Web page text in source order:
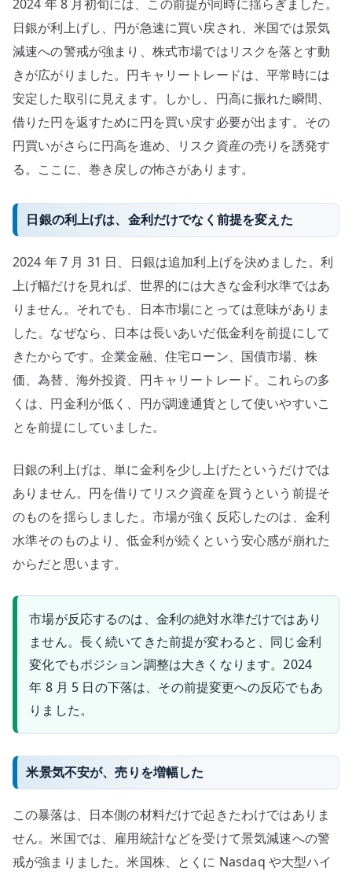
2024 年 8 月初旬には、この前提が同時に揺らぎました。
日銀が利上げし、円が急速に買い戻され、米国では景気
減速への警戒が強まり、株式市場ではリスクを落とす動
きが広がりました。円キャリートレードは、平常時には
安定した取引に見えます。しかし、円高に振れた瞬間、
借りた円を返すために円を買い戻す必要が出ます。その
円買いがさらに円高を進め、リスク資産の売りを誘発す
る。ここに、巻き戻しの怖さがあります。
日銀の利上げは、金利だけでなく前提を変えた
2024 年 7 月 31 日、日銀は追加利上げを決めました。利
上げ幅だけを見れば、世界的には大きな金利水準ではあ
りません。それでも、日本市場にとっては意味がありま
した。なぜなら、日本は長いあいだ低金利を前提にして
きたからです。企業金融、住宅ローン、国債市場、株
価、為替、海外投資、円キャリートレード。これらの多
くは、円金利が低く、円が調達通貨として使いやすいこ
とを前提にしていました。
日銀の利上げは、単に金利を少し上げたというだけでは
ありません。円を借りてリスク資産を買うという前提そ
のものを揺らしました。市場が強く反応したのは、金利
水準そのものより、低金利が続くという安心感が崩れた
からだと思います。
市場が反応するのは、金利の絶対水準だけではあり
ません。長く続いてきた前提が変わると、同じ金利
変化でもポジション調整は大きくなります。2024
年 8 月 5 日の下落は、その前提変更への反応でもあ
りました。
米景気不安が、売りを増幅した
この暴落は、日本側の材料だけで起きたわけではありま
せん。米国では、雇用統計などを受けて景気減速への警
戒が強まりました。米国株、とくに Nasdaq や大型ハイ